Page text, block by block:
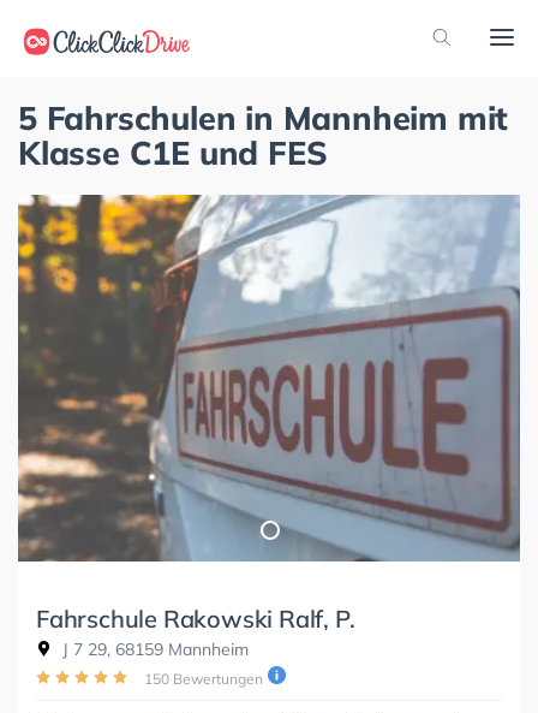
5 Fahrschulen in Mannheim mit
Klasse C1E und FES
Fahrschule Rakowski Ralf, P.
J 7 29, 68159 Mannheim
150 Bewertungen